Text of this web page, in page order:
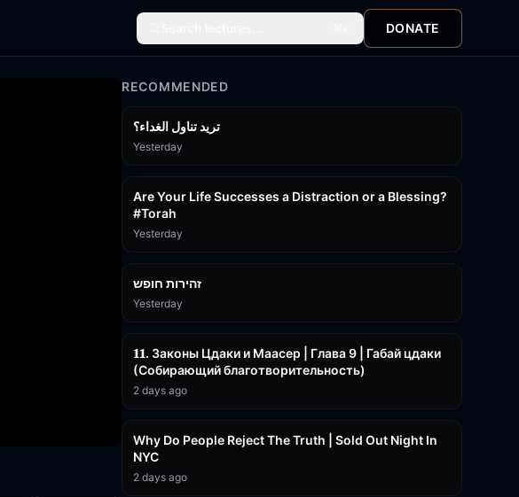
DONATE
RECOMMENDED
تريد تناول الغداء؟
Yesterday
Are Your Life Successes a Distraction or a Blessing?
#Torah
Yesterday
זהירות חופש
Yesterday
𝟏𝟏. Законы Цдаки и Маасер | Глава 9 | Габай цдаки
(Собирающий благотворительность)
2 days ago
Why Do People Reject The Truth | Sold Out Night In
NYC
2 days ago